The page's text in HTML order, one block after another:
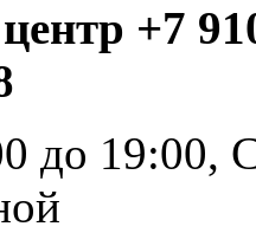
+7
до 19:00,